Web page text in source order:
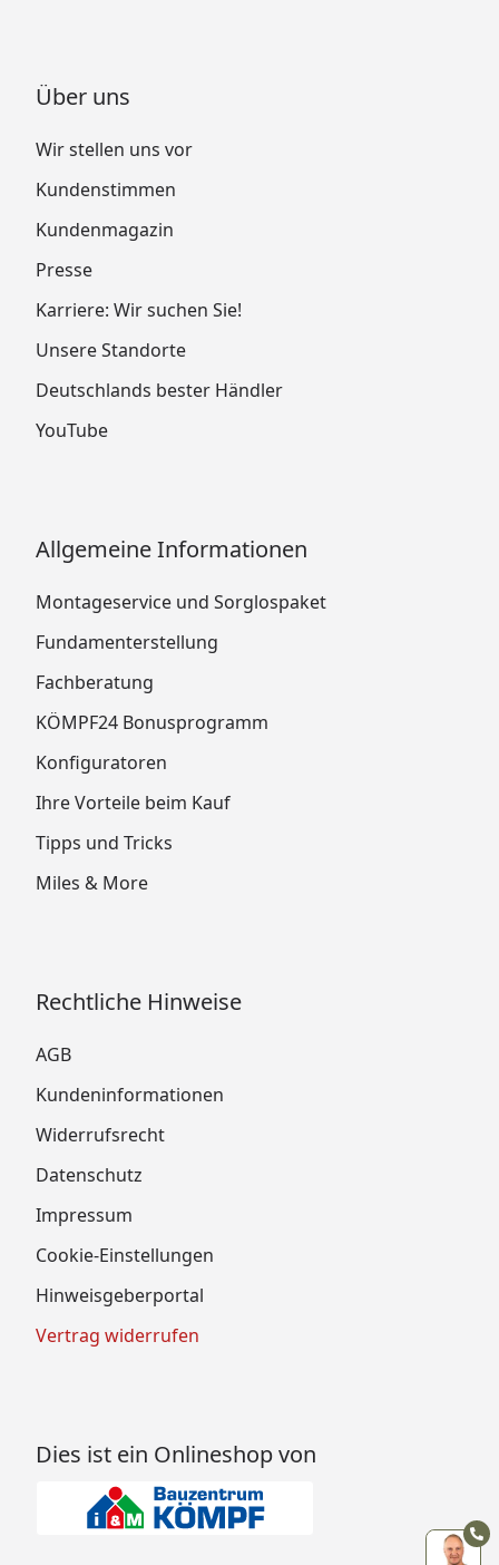
Über uns
Wir stellen uns vor
Kundenstimmen
Kundenmagazin
Presse
Karriere: Wir suchen Sie!
Unsere Standorte
Deutschlands bester Händler
YouTube
Allgemeine Informationen
Montageservice und Sorglospaket
Fundamenterstellung
Fachberatung
KÖMPF24 Bonusprogramm
Konfiguratoren
Ihre Vorteile beim Kauf
Tipps und Tricks
Miles & More
Rechtliche Hinweise
AGB
Kundeninformationen
Widerrufsrecht
Datenschutz
Impressum
Cookie-Einstellungen
Hinweisgeberportal
Vertrag widerrufen
Dies ist ein Onlineshop von